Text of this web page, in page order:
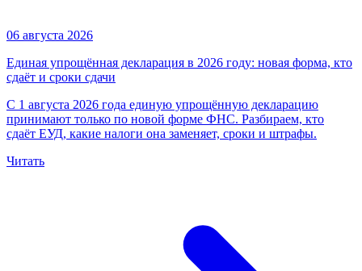
06 августа 2026
Единая упрощённая декларация в 2026 году: новая форма, кто
сдаёт и сроки сдачи
С 1 августа 2026 года единую упрощённую декларацию
принимают только по новой форме ФНС. Разбираем, кто
сдаёт ЕУД, какие налоги она заменяет, сроки и штрафы.
Читать